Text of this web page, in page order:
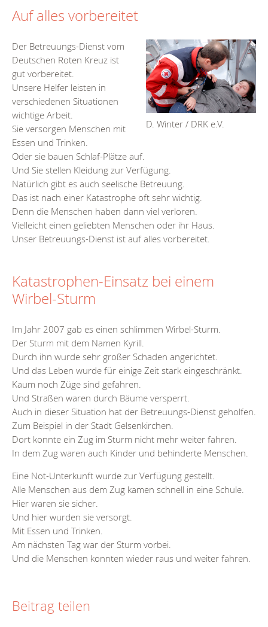
Auf alles vorbereitet
D. Winter / DRK e.V.
Der Betreuungs-Dienst vom
Deutschen Roten Kreuz ist
gut vorbereitet.
Unsere Helfer leisten in
verschiedenen Situationen
wichtige Arbeit.
Sie versorgen Menschen mit
Essen und Trinken.
Oder sie bauen Schlaf-Plätze auf.
Und Sie stellen Kleidung zur Verfügung.
Natürlich gibt es auch seelische Betreuung.
Das ist nach einer Katastrophe oft sehr wichtig.
Denn die Menschen haben dann viel verloren.
Vielleicht einen geliebten Menschen oder ihr Haus.
Unser Betreuungs-Dienst ist auf alles vorbereitet.
Katastrophen-Einsatz bei einem
Wirbel-Sturm
Im Jahr 2007 gab es einen schlimmen Wirbel-Sturm.
Der Sturm mit dem Namen Kyrill.
Durch ihn wurde sehr großer Schaden angerichtet.
Und das Leben wurde für einige Zeit stark eingeschränkt.
Kaum noch Züge sind gefahren.
Und Straßen waren durch Bäume versperrt.
Auch in dieser Situation hat der Betreuungs-Dienst geholfen.
Zum Beispiel in der Stadt Gelsenkirchen.
Dort konnte ein Zug im Sturm nicht mehr weiter fahren.
In dem Zug waren auch Kinder und behinderte Menschen.
Eine Not-Unterkunft wurde zur Verfügung gestellt.
Alle Menschen aus dem Zug kamen schnell in eine Schule.
Hier waren sie sicher.
Und hier wurden sie versorgt.
Mit Essen und Trinken.
Am nächsten Tag war der Sturm vorbei.
Und die Menschen konnten wieder raus und weiter fahren.
Beitrag teilen